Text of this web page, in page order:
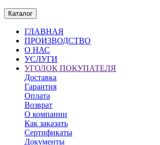
Каталог
ГЛАВНАЯ
ПРОИЗВОДСТВО
О НАС
УСЛУГИ
УГОЛОК ПОКУПАТЕЛЯ
Доставка
Гарантия
Оплата
Возврат
О компании
Как заказать
Сертификаты
Документы